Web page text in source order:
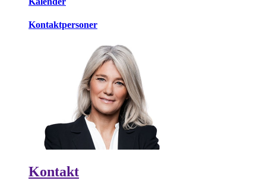
Kontaktpersoner
Kontakt